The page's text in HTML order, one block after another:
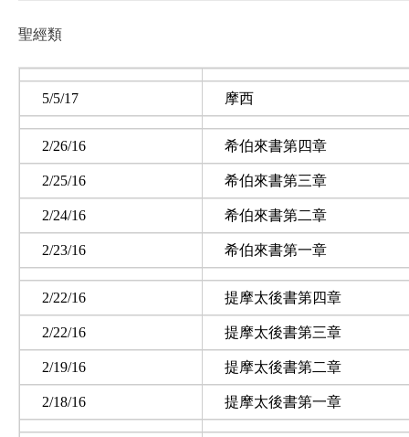
聖經類
5/5/17 摩西
2/26/16 希伯來書第四章
2/25/16 希伯來書第三章
2/24/16 希伯來書第二章
2/23/16 希伯來書第一章
2/22/16 提摩太後書第四章
2/22/16 提摩太後書第三章
2/19/16 提摩太後書第二章
2/18/16 提摩太後書第一章